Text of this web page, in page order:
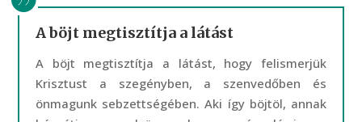
A böjt megtisztítja a látást
A böjt megtisztítja a látást, hogy felismerjük
Krisztust a szegényben, a szenvedőben és
önmagunk sebzettségében. Aki így böjtöl, annak